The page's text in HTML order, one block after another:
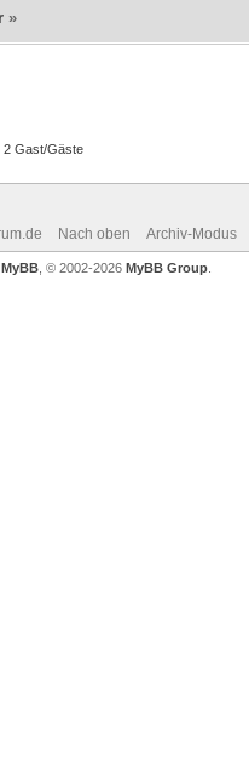
»
2 Gast/Gäste
Nach oben Archiv-Modus
MyBB , © 2002-2026 MyBB Group